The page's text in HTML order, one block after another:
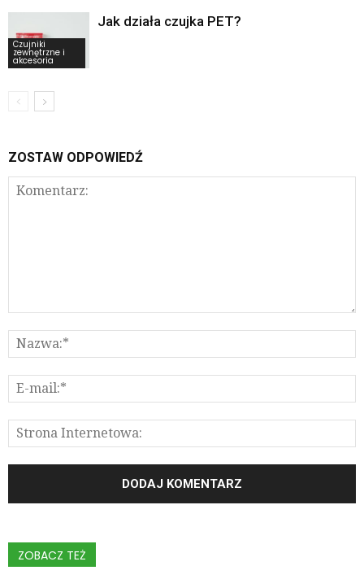
Czujniki
zewnętrzne i
akcesoria
Jak działa czujka PET?
ZOSTAW ODPOWIEDŹ
ZOBACZ TEŻ